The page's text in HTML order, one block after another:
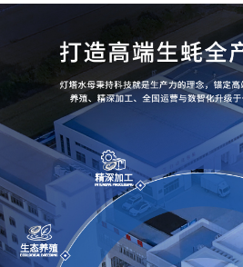
威海市农业产业化重点龙头企业、全